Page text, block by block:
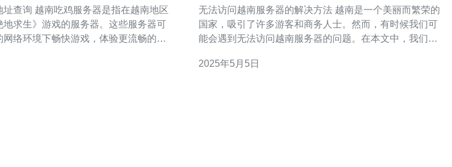
是指在越南地区
地求生》游戏的服务器。这些服务器可
网络环境下畅快游戏，体验更流畅的游
最稳定的服务器，提高游戏体验。同
无法访问越南服务器的解决方法 越南是一个美丽而繁荣的
国家，吸引了许多游客和商务人士。然而，有时候我们可
能会遇到无法访问越南服务器的问题。在本文中，我们将
先，确保您的设备已正确连接到互联网。检查您的网络连
2025年5月5日